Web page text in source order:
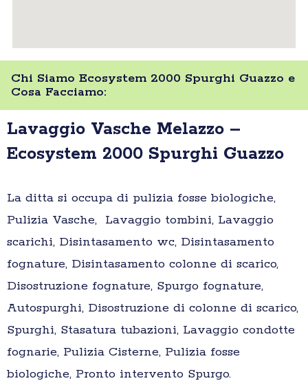
Chi Siamo Ecosystem 2000 Spurghi Guazzo e
Cosa Facciamo:
Lavaggio Vasche Melazzo –
Ecosystem 2000 Spurghi Guazzo
La ditta si occupa di pulizia fosse biologiche,
Pulizia Vasche, Lavaggio tombini, Lavaggio
scarichi, Disintasamento wc, Disintasamento
fognature, Disintasamento colonne di scarico,
Disostruzione fognature, Spurgo fognature,
Autospurghi, Disostruzione di colonne di scarico,
Spurghi, Stasatura tubazioni, Lavaggio condotte
fognarie, Pulizia Cisterne, Pulizia fosse
biologiche, Pronto intervento Spurgo.